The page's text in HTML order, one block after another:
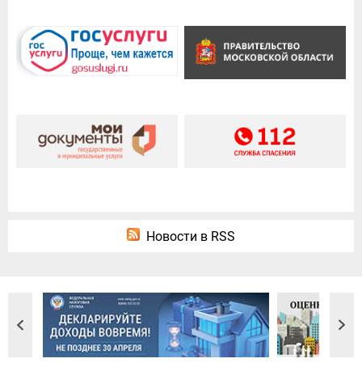
Новости в RSS